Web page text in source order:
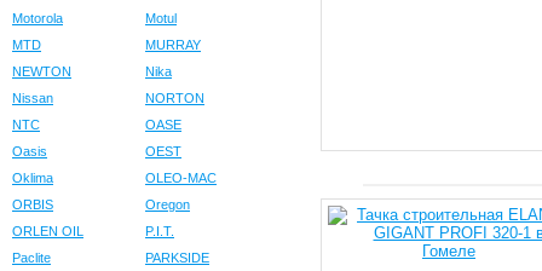
Motorola
Motul
MTD
MURRAY
NEWTON
Nika
Nissan
NORTON
NTC
OASE
Oasis
OEST
Oklima
OLEO-MAC
ORBIS
Oregon
ORLEN OIL
P.I.T.
Paclite
PARKSIDE